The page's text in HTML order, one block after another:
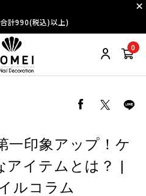
計990(税込)以上)
0
一印象アップ！ケ
アイテムとは？ |
ルコラム